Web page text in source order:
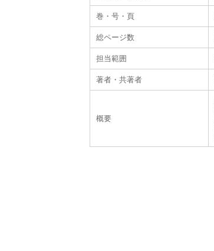
巻・号・頁
総ページ数
担当範囲
著者・共著者
概要